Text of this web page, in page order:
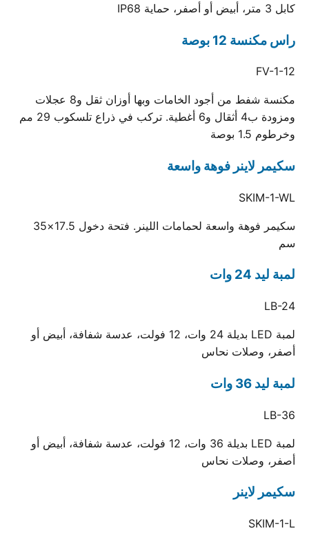
كابل 3 متر، أبيض أو أصفر، حماية IP68
راس مكنسة 12 بوصة
FV-1-12
مكنسة شفط من أجود الخامات وبها أوزان ثقل و8 عجلات
ومزودة ب4 أثقال و6 أغطية. تركب في ذراع تلسكوب 29 مم
وخرطوم 1.5 بوصة
سكيمر لاينر فوهة واسعة
SKIM-1-WL
سكيمر فوهة واسعة لحمامات اللينر. فتحة دخول 17.5×35
سم
لمبة ليد 24 وات
LB-24
لمبة LED بديلة 24 وات، 12 فولت، عدسة شفافة، أبيض أو
أصفر، وصلات نحاس
لمبة ليد 36 وات
LB-36
لمبة LED بديلة 36 وات، 12 فولت، عدسة شفافة، أبيض أو
أصفر، وصلات نحاس
سكيمر لاينر
SKIM-1-L